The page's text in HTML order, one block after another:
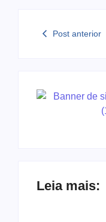
Post anterior
Leia mais: